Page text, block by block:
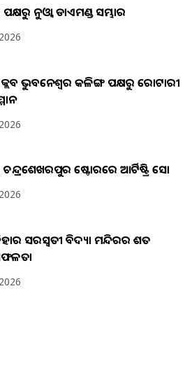
ନୁଓ୍ବା ଡାଏମଣ୍ଡ ସମ୍ଭାର
ଭୁବନେଶ୍ୱର କଳିଙ୍ଗ ପକ୍ଷରୁ ରୋଟାରୀ
ଚନ୍ଦ୍ରଶେଖରପୁର ଷ୍ଟୋରରେ ଆର୍ଟିଷ୍ଟ୍ରି ସୋ
ସରସ୍ୱତୀ ବିଦ୍ୟା ମନ୍ଦିରର ଶତ